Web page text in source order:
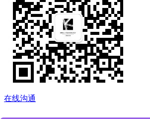
在线沟通